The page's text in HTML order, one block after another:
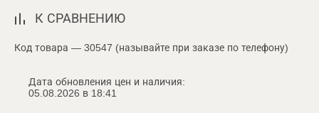
К СРАВНЕНИЮ
Код товара — 30547 (называйте при заказе по телефону)
Дата обновления цен и наличия:
05.08.2026 в 18:41